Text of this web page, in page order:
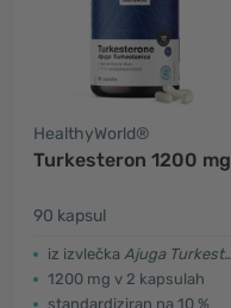
HealthyWorld®
Turkesteron 1200 mg
90 kapsul
iz izvlečka Ajuga Turkestanica
1200 mg v 2 kapsulah
standardiziran na 10 %